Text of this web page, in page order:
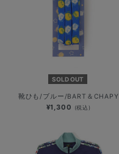
SOLD OUT
靴ひも/ブルー/BART＆CHAPY
¥1,300 (税込)